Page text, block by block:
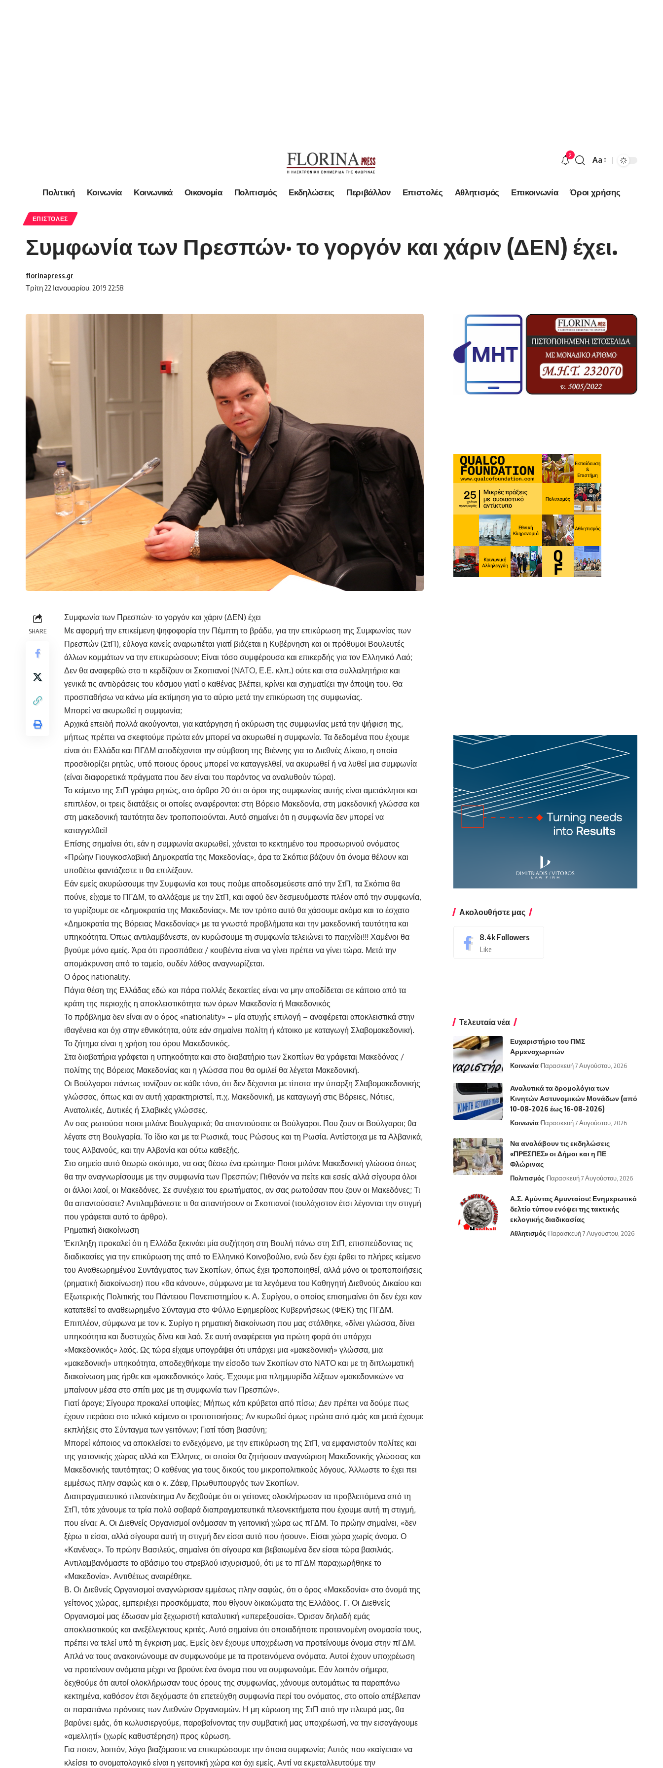
9
Font
Aa
Πολιτική Κοινωνία Κοινωνικά Οικονομία Πολιτισμός Εκδηλώσεις Περιβάλλον Επιστολές Αθλητισμός Επικοινωνία Όροι χρήσης
ΕΠΙΣΤΟΛΈΣ
Συμφωνία των Πρεσπών· το γοργόν και χάριν (ΔΕΝ) έχει.
Τρίτη 22 Ιανουαρίου, 2019 22:58
florinapress.gr
SHARE
Συμφωνία των Πρεσπών· το γοργόν και χάριν (ΔΕΝ) έχει
Με αφορμή την επικείμενη ψηφοφορία την Πέμπτη το βράδυ, για την επικύρωση της Συμφωνίας των
Πρεσπών (ΣτΠ), εύλογα κανείς αναρωτιέται γιατί βιάζεται η Κυβέρνηση και οι πρόθυμοι Βουλευτές
άλλων κομμάτων να την επικυρώσουν; Είναι τόσο συμφέρουσα και επικερδής για τον Ελληνικό Λαό;
Δεν θα αναφερθώ στο τι κερδίζουν οι Σκοπιανοί (NATO, Ε.Ε. κλπ.) ούτε και στα συλλαλητήρια και
γενικά τις αντιδράσεις του κόσμου γιατί ο καθένας βλέπει, κρίνει και σχηματίζει την άποψη του. Θα
προσπαθήσω να κάνω μία εκτίμηση για το αύριο μετά την επικύρωση της συμφωνίας.
Μπορεί να ακυρωθεί η συμφωνία;
Αρχικά επειδή πολλά ακούγονται, για κατάργηση ή ακύρωση της συμφωνίας μετά την ψήφιση της,
μήπως πρέπει να σκεφτούμε πρώτα εάν μπορεί να ακυρωθεί η συμφωνία. Τα δεδομένα που έχουμε
είναι ότι Ελλάδα και ΠΓΔΜ αποδέχονται την σύμβαση της Βιέννης για το Διεθνές Δίκαιο, η οποία
προσδιορίζει ρητώς, υπό ποιους όρους μπορεί να καταγγελθεί, να ακυρωθεί ή να λυθεί μια συμφωνία
(είναι διαφορετικά πράγματα που δεν είναι του παρόντος να αναλυθούν τώρα).
Το κείμενο της ΣτΠ γράφει ρητώς, στο άρθρο 20 ότι οι όροι της συμφωνίας αυτής είναι αμετάκλητοι και
επιπλέον, οι τρεις διατάξεις οι οποίες αναφέρονται: στη Βόρειο Μακεδονία, στη μακεδονική γλώσσα και
στη μακεδονική ταυτότητα δεν τροποποιούνται. Αυτό σημαίνει ότι η συμφωνία δεν μπορεί να
καταγγελθεί!
Επίσης σημαίνει ότι, εάν η συμφωνία ακυρωθεί, χάνεται το κεκτημένο του προσωρινού ονόματος
«Πρώην Γιουγκοσλαβική Δημοκρατία της Μακεδονίας», άρα τα Σκόπια βάζουν ότι όνομα θέλουν και
υποθέτω φαντάζεστε τι θα επιλέξουν.
Εάν εμείς ακυρώσουμε την Συμφωνία και τους πούμε αποδεσμεύεστε από την ΣτΠ, τα Σκόπια θα
πούνε, είχαμε το ΠΓΔΜ, το αλλάξαμε με την ΣτΠ, και αφού δεν δεσμευόμαστε πλέον από την συμφωνία,
το γυρίζουμε σε «Δημοκρατία της Μακεδονίας». Με τον τρόπο αυτό θα χάσουμε ακόμα και το έσχατο
«Δημοκρατία της Βόρειας Μακεδονίας» με τα γνωστά προβλήματα και την μακεδονική ταυτότητα και
υπηκοότητα. Όπως αντιλαμβάνεστε, αν κυρώσουμε τη συμφωνία τελειώνει το παιχνίδι!!! Χαμένοι θα
βγούμε μόνο εμείς. Άρα ότι προσπάθεια / κουβέντα είναι να γίνει πρέπει να γίνει τώρα. Μετά την
απομάκρυνση από το ταμείο, ουδέν λάθος αναγνωρίζεται.
Ο όρος nationality.
Πάγια θέση της Ελλάδας εδώ και πάρα πολλές δεκαετίες είναι να μην αποδίδεται σε κάποιο από τα
κράτη της περιοχής η αποκλειστικότητα των όρων Μακεδονία ή Μακεδονικός
Το πρόβλημα δεν είναι αν ο όρος «nationality» – μία ατυχής επιλογή – αναφέρεται αποκλειστικά στην
ιθαγένεια και όχι στην εθνικότητα, ούτε εάν σημαίνει πολίτη ή κάτοικο με καταγωγή Σλαβομακεδονική.
Το ζήτημα είναι η χρήση του όρου Μακεδονικός.
Στα διαβατήρια γράφεται η υπηκοότητα και στο διαβατήριο των Σκοπίων θα γράφεται Μακεδόνας /
πολίτης της Βόρειας Μακεδονίας και η γλώσσα που θα ομιλεί θα λέγεται Μακεδονική.
Οι Βούλγαροι πάντως τονίζουν σε κάθε τόνο, ότι δεν δέχονται με τίποτα την ύπαρξη Σλαβομακεδονικής
γλώσσας, όπως και αν αυτή χαρακτηριστεί, π.χ. Μακεδονική, με καταγωγή στις Βόρειες, Νότιες,
Ανατολικές, Δυτικές ή Σλαβικές γλώσσες.
Αν σας ρωτούσα ποιοι μιλάνε Βουλγαρικά; θα απαντούσατε οι Βούλγαροι. Που ζουν οι Βούλγαροι; θα
λέγατε στη Βουλγαρία. Το ίδιο και με τα Ρωσικά, τους Ρώσους και τη Ρωσία. Αντίστοιχα με τα Αλβανικά,
τους Αλβανούς, και την Αλβανία και ούτω καθεξής.
Στο σημείο αυτό θεωρώ σκόπιμο, να σας θέσω ένα ερώτημα· Ποιοι μιλάνε Μακεδονική γλώσσα όπως
θα την αναγνωρίσουμε με την συμφωνία των Πρεσπών; Πιθανόν να πείτε και εσείς αλλά σίγουρα όλοι
οι άλλοι λαοί, οι Μακεδόνες. Σε συνέχεια του ερωτήματος, αν σας ρωτούσαν που ζουν οι Μακεδόνες; Τι
θα απαντούσατε? Αντιλαμβάνεστε τι θα απαντήσουν οι Σκοπιανοί (τουλάχιστον έτσι λέγονται την στιγμή
που γράφεται αυτό το άρθρο).
Ρηματική διακοίνωση
Έκπληξη προκαλεί ότι η Ελλάδα ξεκινάει μία συζήτηση στη Βουλή πάνω στη ΣτΠ, επισπεύδοντας τις
διαδικασίες για την επικύρωση της από το Ελληνικό Κοινοβούλιο, ενώ δεν έχει έρθει το πλήρες κείμενο
του Αναθεωρημένου Συντάγματος των Σκοπίων, όπως έχει τροποποιηθεί, αλλά μόνο οι τροποποιήσεις
(ρηματική διακοίνωση) που «θα κάνουν», σύμφωνα με τα λεγόμενα του Καθηγητή Διεθνούς Δικαίου και
Εξωτερικής Πολιτικής του Πάντειου Πανεπιστημίου κ. Α. Συρίγου, ο οποίος επισημαίνει ότι δεν έχει καν
κατατεθεί το αναθεωρημένο Σύνταγμα στο Φύλλο Εφημερίδας Κυβερνήσεως (ΦΕΚ) της ΠΓΔΜ.
Επιπλέον, σύμφωνα με τον κ. Συρίγο η ρηματική διακοίνωση που μας στάλθηκε, «δίνει γλώσσα, δίνει
υπηκοότητα και δυστυχώς δίνει και λαό. Σε αυτή αναφέρεται για πρώτη φορά ότι υπάρχει
«Μακεδονικός» λαός. Ως τώρα είχαμε υπογράψει ότι υπάρχει μια «μακεδονική» γλώσσα, μια
«μακεδονική» υπηκοότητα, αποδεχθήκαμε την είσοδο των Σκοπίων στο ΝΑΤΟ και με τη διπλωματική
διακοίνωση μας ήρθε και «μακεδονικός» λαός. Έχουμε μια πλημμυρίδα λέξεων «μακεδονικών» να
μπαίνουν μέσα στο σπίτι μας με τη συμφωνία των Πρεσπών».
Γιατί άραγε; Σίγουρα προκαλεί υποψίες; Μήπως κάτι κρύβεται από πίσω; Δεν πρέπει να δούμε πως
έχουν περάσει στο τελικό κείμενο οι τροποποιήσεις; Αν κυρωθεί όμως πρώτα από εμάς και μετά έχουμε
εκπλήξεις στο Σύνταγμα των γειτόνων; Γιατί τόση βιασύνη;
Μπορεί κάποιος να αποκλείσει το ενδεχόμενο, με την επικύρωση της ΣτΠ, να εμφανιστούν πολίτες και
της γειτονικής χώρας αλλά και Έλληνες, οι οποίοι θα ζητήσουν αναγνώριση Μακεδονικής γλώσσας και
Μακεδονικής ταυτότητας; Ο καθένας για τους δικούς του μικροπολιτικούς λόγους. Άλλωστε το έχει πει
εμμέσως πλην σαφώς και ο κ. Ζάεφ, Πρωθυπουργός των Σκοπίων.
Διαπραγματευτικό πλεονέκτημα Αν δεχθούμε ότι οι γείτονες ολοκλήρωσαν τα προβλεπόμενα από τη
ΣτΠ, τότε χάνουμε τα τρία πολύ σοβαρά διαπραγματευτικά πλεονεκτήματα που έχουμε αυτή τη στιγμή,
που είναι: Α. Οι Διεθνείς Οργανισμοί ονόμασαν τη γειτονική χώρα ως πΓΔΜ. Το πρώην σημαίνει, «δεν
ξέρω τι είσαι, αλλά σίγουρα αυτή τη στιγμή δεν είσαι αυτό που ήσουν». Είσαι χώρα χωρίς όνομα. Ο
«Κανένας». Το πρώην Βασιλεύς, σημαίνει ότι σίγουρα και βεβαιωμένα δεν είσαι τώρα βασιλιάς.
Αντιλαμβανόμαστε το αβάσιμο του στρεβλού ισχυρισμού, ότι με το πΓΔΜ παραχωρήθηκε το
«Μακεδονία». Αντιθέτως αναιρέθηκε.
Β. Οι Διεθνείς Οργανισμοί αναγνώρισαν εμμέσως πλην σαφώς, ότι ο όρος «Μακεδονία» στο όνομά της
γείτονος χώρας, εμπεριέχει προσκόμματα, που θίγουν δικαιώματα της Ελλάδος. Γ. Οι Διεθνείς
Οργανισμοί μας έδωσαν μία ξεχωριστή καταλυτική «υπερεξουσία». Όρισαν δηλαδή εμάς
αποκλειστικούς και ανεξέλεγκτους κριτές. Αυτό σημαίνει ότι οποιαδήποτε προτεινομένη ονομασία τους,
πρέπει να τελεί υπό τη έγκριση μας. Εμείς δεν έχουμε υποχρέωση να προτείνουμε όνομα στην πΓΔΜ.
Απλά να τους ανακοινώνουμε αν συμφωνούμε με τα προτεινόμενα ονόματα. Αυτοί έχουν υποχρέωση
να προτείνουν ονόματα μέχρι να βρούνε ένα όνομα που να συμφωνούμε. Εάν λοιπόν σήμερα,
δεχθούμε ότι αυτοί ολοκλήρωσαν τους όρους της συμφωνίας, χάνουμε αυτομάτως τα παραπάνω
κεκτημένα, καθόσον έτσι δεχόμαστε ότι επετεύχθη συμφωνία περί του ονόματος, στο οποίο απέβλεπαν
οι παραπάνω πρόνοιες των Διεθνών Οργανισμών. Η μη κύρωση της ΣτΠ από την πλευρά μας, θα
βαρύνει εμάς, ότι κωλυσιεργούμε, παραβαίνοντας την συμβατική μας υποχρέωσή, να την εισαγάγουμε
«αμελλητί» (χωρίς καθυστέρηση) προς κύρωση.
Για ποιον, λοιπόν, λόγο βιαζόμαστε να επικυρώσουμε την όποια συμφωνία; Αυτός που «καίγεται» να
κλείσει το ονοματολογικό είναι η γειτονική χώρα και όχι εμείς. Αντί να εκμεταλλευτούμε την
Ακολουθήστε μας
8.4k Followers
Like
Τελευταία νέα
Ευχαριστήριο του ΠΜΣ
Αρμενοχωριτών
Κοινωνία Παρασκευή 7 Αυγούστου, 2026
Αναλυτικά τα δρομολόγια των
Κινητών Αστυνομικών Μονάδων (από
10-08-2026 έως 16-08-2026)
Κοινωνία Παρασκευή 7 Αυγούστου, 2026
Να αναλάβουν τις εκδηλώσεις
«ΠΡΕΣΠΕΣ» οι Δήμοι και η ΠΕ
Φλώρινας
Πολιτισμός Παρασκευή 7 Αυγούστου, 2026
Α.Σ. Αμύντας Αμυνταίου: Ενημερωτικό
δελτίο τύπου ενόψει της τακτικής
εκλογικής διαδικασίας
Αθλητισμός Παρασκευή 7 Αυγούστου, 2026